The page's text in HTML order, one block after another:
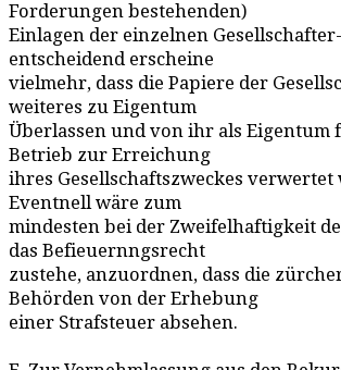
Forderungen bestehenden)
Einlagen der einzelnen
entscheidend erscheine
vielmehr, dass die Papiere der
weiteres zu Eigentum
Überlassen und von ihr als Eigentum
Betrieb zur Erreichung
ihres Gesellschaftszweckes verwertet
Eventnell wäre zum
mindesten bei der Zweifelhaftigkeit
das Befieuernngsrecht
zustehe, anzuordnen, dass die
Behörden von der Erhebung
einer Strafsteuer absehen.